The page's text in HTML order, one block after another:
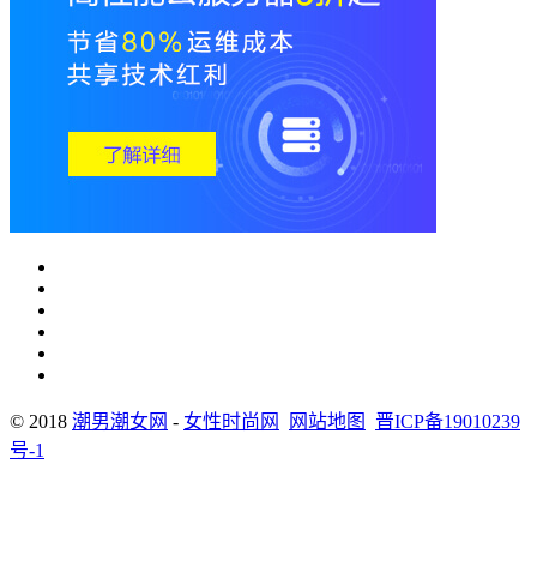
© 2018 潮男潮女网 - 女性时尚网 网站地图
晋ICP备19010239
号-1